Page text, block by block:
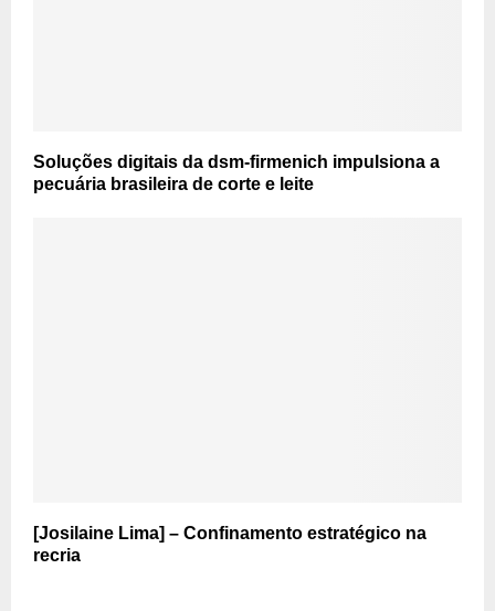
Soluções digitais da dsm-firmenich impulsiona a
pecuária brasileira de corte e leite
[Josilaine Lima] – Confinamento estratégico na
recria